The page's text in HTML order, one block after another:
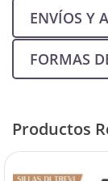
ENVÍOS Y
FORMAS
Productos